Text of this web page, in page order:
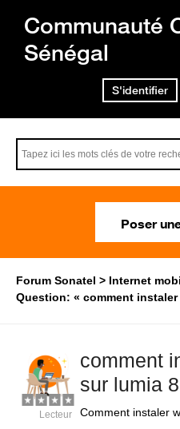
Communauté
Sénégal
S'identifier
Poser
Forum Sonatel
Internet
Question: « comment
comment
sur lumia
Comment instaler
Lecteur